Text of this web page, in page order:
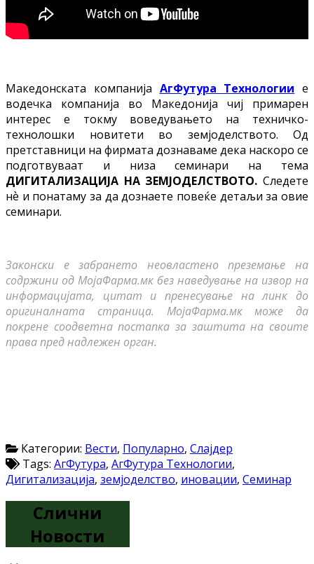
Македонската компанија АгФутура Технологии е
водечка компанија во Македонија чиј примарен
интерес е токму воведувањето на техничко-
технолошки новитети во земјоделството. Од
претставници на фирмата дознаваме дека наскоро се
подготвуваат и низа семинари на тема
ДИГИТАЛИЗАЦИЈА НА ЗЕМЈОДЕЛСТВОТО. Следете
нѐ и понатаму за да дознаете повеќе детаљи за овие
семинари.
Законски е забрането неовластено преземање на
содржини од МојаФарма.мк без наведување на извор на
информацијата, цитат и пренесување на линк до
оригиналната страница. МојаФарма.мк може да
покрене соодветна постапка за заштита на своите
права пред надлежен орган.
Категории: Вести, Популарно, Слајдер
Tags: АгФутура, АгФутура Технологии,
Дигитализација, земјоделство, иновации, Семинар
Слични
Новости